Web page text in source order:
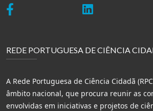
REDE PORTUGUESA DE CIÊNCIA
A Rede Portuguesa de Ciência Cidadã
âmbito nacional, que procura reunir as
envolvidas em iniciativas e projetos de